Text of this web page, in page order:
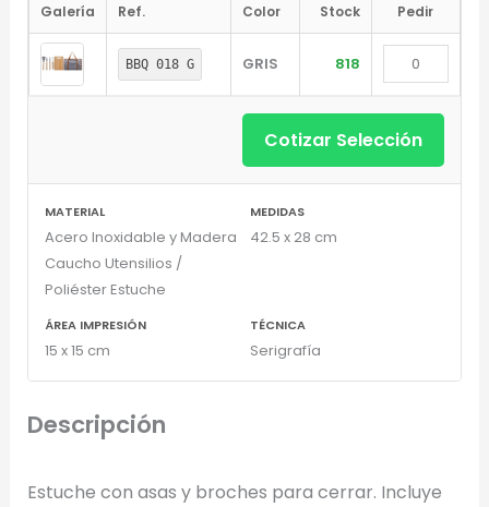
Galería Ref. Color Stock Pedir
BBQ 018 G GRIS 818
Cotizar Selección
MATERIAL
Acero Inoxidable y Madera
Caucho Utensilios /
Poliéster Estuche
MEDIDAS
42.5 x 28 cm
ÁREA IMPRESIÓN
15 x 15 cm
TÉCNICA
Serigrafía
Descripción
Estuche con asas y broches para cerrar. Incluye